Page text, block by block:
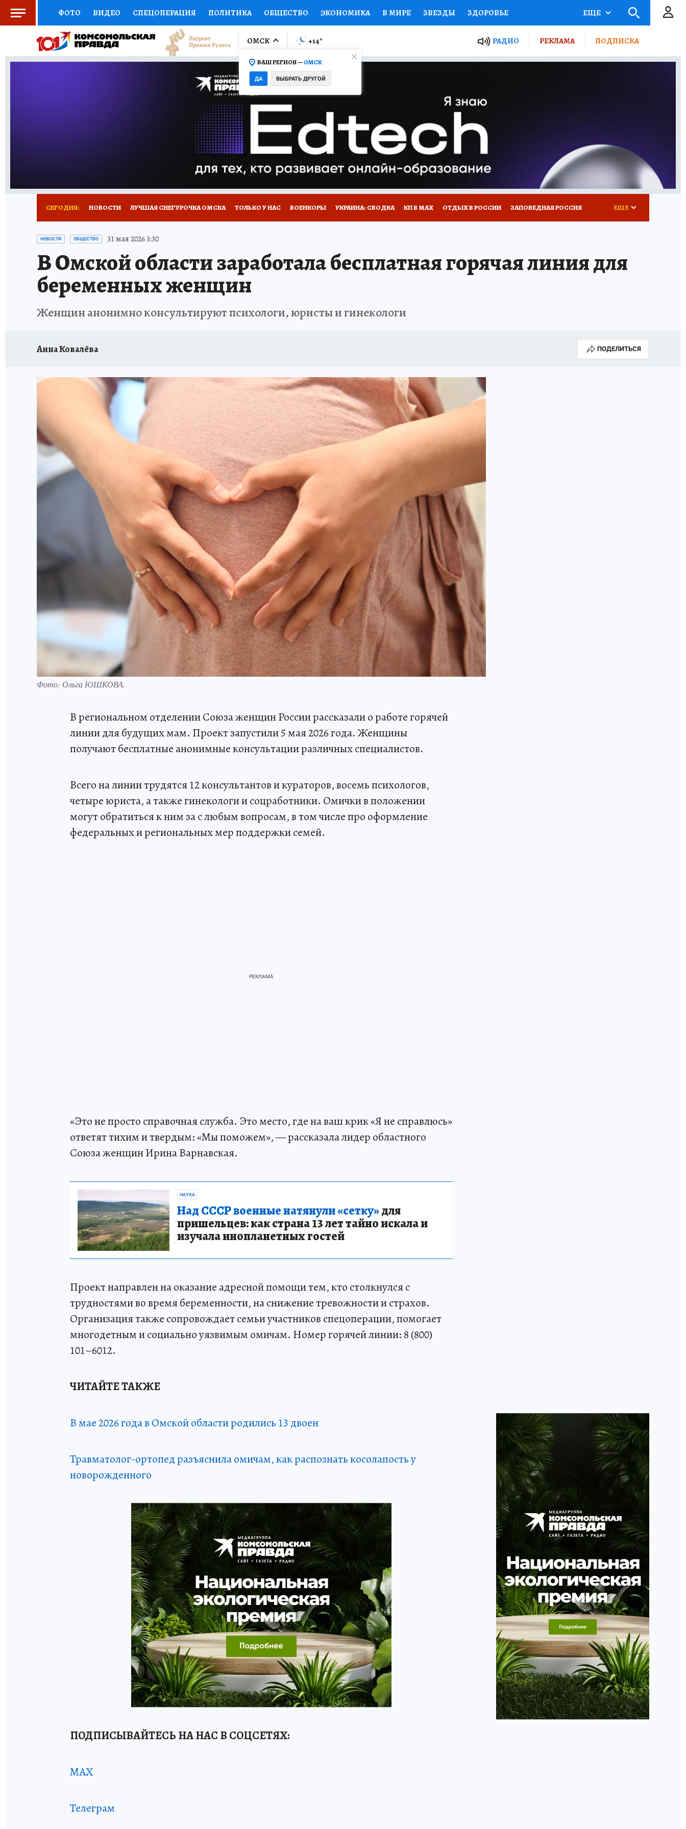
ФОТО ВИДЕО СПЕЦОПЕРАЦИЯ ПОЛИТИКА ОБЩЕСТВО ЭКОНОМИКА В МИРЕ ЗВЕЗДЫ ЗДОРОВЬЕ
СОЦПОДДЕРЖКА НАУКА СПОРТ КОЛУМНИСТЫ ПРОИСШЕСТВИЯ НАЦИОНАЛЬНЫЕ ПРОЕКТЫ РОССИИ
ВЫБОР ЭКСПЕРТОВ ДОКТОР ФИНАНСЫ ОТКРЫВАЕМ МИР СЕМЬЯ ЖЕНСКИЕ СЕКРЕТЫ ПУТЕВОДИТЕЛЬ
ПРОГНОЗЫ НА СПОРТ ПРОМОКОДЫ СЕРИАЛЫ
ТЕЛЕВИЗОР КОЛЛЕКЦИИ КОНКУРСЫ ГИД ПОТРЕБИТЕЛЯ
НОВОЕ НА САЙТЕ
ЕЩЕ
ОМСК
ВАШ РЕГИОН —ОМСК
ДА ВЫБРАТЬ ДРУГОЙ
+14° РАДИО РЕКЛАМА ПОДПИСКА
СЕГОДНЯ: НОВОСТИ ЛУЧШАЯ СНЕГУРОЧКА ОМСКА ТОЛЬКО У НАС ВОЕНКОРЫ УКРАИНА: СВОДКА КП В МАХ ОТДЫХ В РОССИИ ЗАПОВЕДНАЯ РОССИЯ
ПРОИСШЕСТВИЯ АФИША
ЕЩЕ
НОВОСТИ ОБЩЕСТВО 31 мая 2026 3:30
В Омской области заработала бесплатная горячая линия для
беременных женщин
Женщин анонимно консультируют психологи, юристы и гинекологи
Анна Ковалёва ПОДЕЛИТЬСЯ
Фото: Ольга ЮШКОВА.
В региональном отделении Союза женщин России рассказали о работе горячей
линии для будущих мам. Проект запустили 5 мая 2026 года. Женщины
получают бесплатные анонимные консультации различных специалистов.
Всего на линии трудятся 12 консультантов и кураторов, восемь психологов,
четыре юриста, а также гинекологи и соцработники. Омички в положении
могут обратиться к ним за с любым вопросам, в том числе про оформление
федеральных и региональных мер поддержки семей.
«Это не просто справочная служба. Это место, где на ваш крик «Я не справлюсь»
ответят тихим и твердым: «Мы поможем», — рассказала лидер областного
Союза женщин Ирина Варнавская.
НАУКА
Над СССР военные натянули «сетку»для
пришельцев: как страна 13 лет тайно искала и
изучала инопланетных гостей
Проект направлен на оказание адресной помощи тем, кто столкнулся с
трудностями во время беременности, на снижение тревожности и страхов.
Организация также сопровождает семьи участников спецоперации, помогает
многодетным и социально уязвимым омичам. Номер горячей линии: 8 (800)
101–6012.
ЧИТАЙТЕ ТАКЖЕ
В мае 2026 года в Омской области родились 13 двоен
Травматолог-ортопед разъяснила омичам, как распознать косолапость у
новорожденного
ПОДПИСЫВАЙТЕСЬ НА НАС В СОЦСЕТЯХ:
MAX
Телеграм